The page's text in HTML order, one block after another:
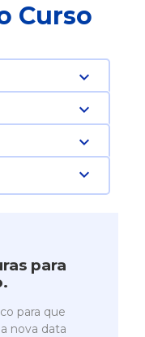
Curso
para
para que
nova data